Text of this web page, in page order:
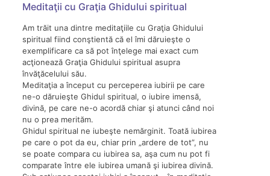
Meditaţii cu Graţia Ghidului spiritual
Am trăit una dintre meditaţiile cu Graţia Ghidului
spiritual fiind conştientă că el îmi dăruieşte o
exemplificare ca să pot înţelege mai exact cum
acţionează Graţia Ghidului spiritual asupra
învăţăcelului său.
Meditaţia a început cu perceperea iubirii pe care
ne-o dăruieşte Ghidul spiritual, o iubire imensă,
divină, pe care ne-o acordă chiar şi atunci când noi
nu o prea merităm.
Ghidul spiritual ne iubeşte nemărginit. Toată iubirea
pe care o pot da eu, chiar prin „ardere de tot”, nu
se poate compara cu iubirea sa, aşa cum nu pot fi
comparate între ele iubirea umană şi iubirea divină.